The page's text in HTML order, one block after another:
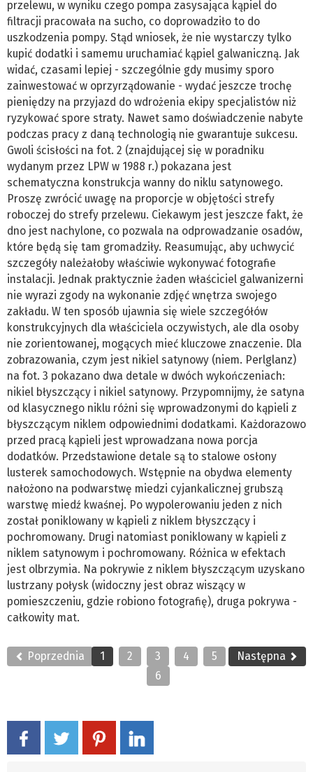
przelewu, w wyniku czego pompa zasysająca kąpiel do
filtracji pracowała na sucho, co doprowadziło to do
uszkodzenia pompy. Stąd wniosek, że nie wystarczy tylko
kupić dodatki i samemu uruchamiać kąpiel galwaniczną. Jak
widać, czasami lepiej - szczególnie gdy musimy sporo
zainwestować w oprzyrządowanie - wydać jeszcze trochę
pieniędzy na przyjazd do wdrożenia ekipy specjalistów niż
ryzykować spore straty. Nawet samo doświadczenie nabyte
podczas pracy z daną technologią nie gwarantuje sukcesu.
Gwoli ścisłości na fot. 2 (znajdującej się w poradniku
wydanym przez LPW w 1988 r.) pokazana jest
schematyczna konstrukcja wanny do niklu satynowego.
Proszę zwrócić uwagę na proporcje w objętości strefy
roboczej do strefy przelewu. Ciekawym jest jeszcze fakt, że
dno jest nachylone, co pozwala na odprowadzanie osadów,
które będą się tam gromadziły. Reasumując, aby uchwycić
szczegóły należałoby właściwie wykonywać fotografie
instalacji. Jednak praktycznie żaden właściciel galwanizerni
nie wyrazi zgody na wykonanie zdjęć wnętrza swojego
zakładu. W ten sposób ujawnia się wiele szczegółów
konstrukcyjnych dla właściciela oczywistych, ale dla osoby
nie zorientowanej, mogących mieć kluczowe znaczenie. Dla
zobrazowania, czym jest nikiel satynowy (niem. Perlglanz)
na fot. 3 pokazano dwa detale w dwóch wykończeniach:
nikiel błyszczący i nikiel satynowy. Przypomnijmy, że satyna
od klasycznego niklu różni się wprowadzonymi do kąpieli z
błyszczącym niklem odpowiednimi dodatkami. Każdorazowo
przed pracą kąpieli jest wprowadzana nowa porcja
dodatków. Przedstawione detale są to stalowe osłony
lusterek samochodowych. Wstępnie na obydwa elementy
nałożono na podwarstwę miedzi cyjankalicznej grubszą
warstwę miedź kwaśnej. Po wypolerowaniu jeden z nich
został poniklowany w kąpieli z niklem błyszczący i
pochromowany. Drugi natomiast poniklowany w kąpieli z
niklem satynowym i pochromowany. Różnica w efektach
jest olbrzymia. Na pokrywie z niklem błyszczącym uzyskano
lustrzany połysk (widoczny jest obraz wiszący w
pomieszczeniu, gdzie robiono fotografię), druga pokrywa -
całkowity mat.
Poprzednia 1 2 3 4
5
6
Następna